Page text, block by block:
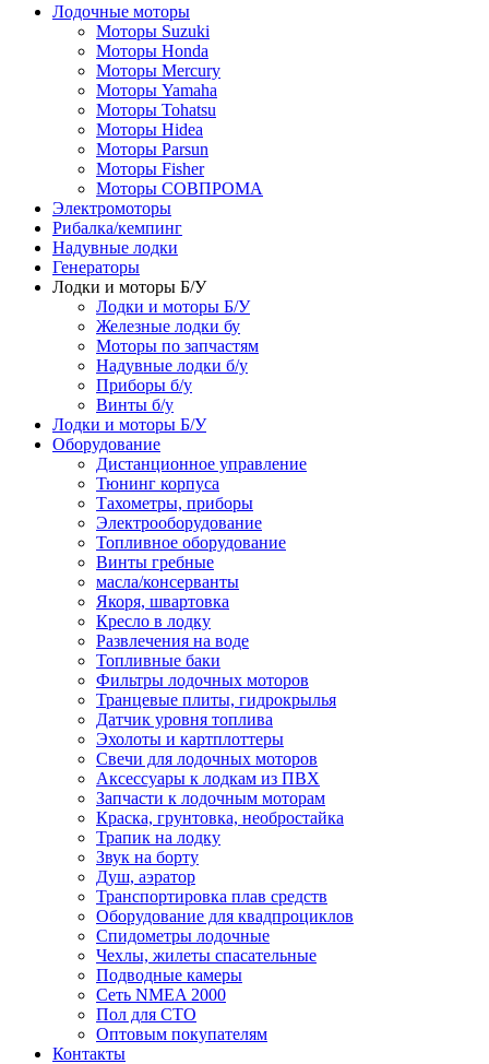
Лодочные моторы
Моторы Suzuki
Моторы Honda
Моторы Mercury
Моторы Yamaha
Моторы Tohatsu
Моторы Hidea
Моторы Parsun
Моторы Fisher
Моторы СОВПРОМА
Электромоторы
Рибалка/кемпинг
Надувные лодки
Генераторы
Лодки и моторы Б/У
Лодки и моторы Б/У
Железные лодки бу
Моторы по запчастям
Надувные лодки б/у
Приборы б/у
Винты б/у
Лодки и моторы Б/У
Оборудование
Дистанционное управление
Тюнинг корпуса
Тахометры, приборы
Электрооборудование
Топливное оборудование
Винты гребные
масла/консерванты
Якоря, швартовка
Кресло в лодку
Развлечения на воде
Топливные баки
Фильтры лодочных моторов
Транцевые плиты, гидрокрылья
Датчик уровня топлива
Эхолоты и картплоттеры
Cвечи для лодочных моторов
Аксессуары к лодкам из ПВХ
Запчасти к лодочным моторам
Краска, грунтовка, необростайка
Трапик на лодку
Звук на борту
Душ, аэратор
Транспортировка плав средств
Оборудование для квадпроциклов
Спидометры лодочные
Чехлы, жилеты спасательные
Подводные камеры
Сеть NMEA 2000
Пол для СТО
Оптовым покупателям
Контакты